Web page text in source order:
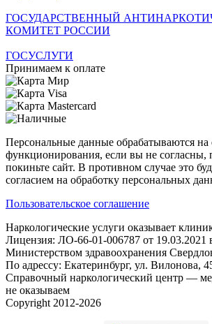
ГОСУДАРСТВЕННЫЙ
КОМИТЕТ РОССИИ
ГОСУСЛУГИ
Принимаем к оплате
Персональные данные обрабатываются на
функционирования, если вы не согласны,
покиньте сайт. В противном случае это
согласием на обработку персональных
Пользовательское соглашение
Наркологические услуги оказывает
Лицензия: ЛО-66-01-006787 от 19.03.2021
Министерством здравоохранения
По адрессу: Екатеринбург, ул. Вилонова,
Справочный наркологический центр —
не оказываем
Copyright 2012-2026